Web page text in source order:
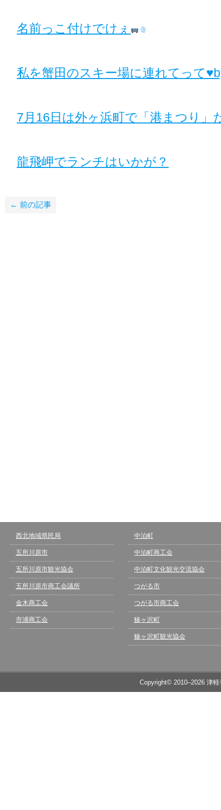
名前っこ付けでけぇ
私を蟹田のスキー場に連れてって
7月16日は外ヶ浜町で「港まつり」
龍飛岬でランチはいかが？
← 前の記事
西北地域県民局
五所川原市
五所川原市観光協会
五所川原市商工会議所
金木商工会
市浦商工会
中泊町
中泊町商工会
中泊町文化観光交流協会
つがる市
つがる市商工会
鰺ヶ沢町
鰺ヶ沢町観光協会
Copyright© 2010–2026 津